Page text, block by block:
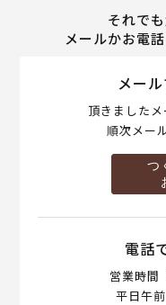
それで
メールかお電
メー
頂きましたメ
順次メー
つ
電話
営業時間
平日午